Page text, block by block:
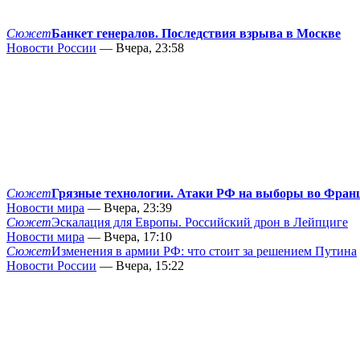
СюжетБанкет генералов. Последствия взрыва в Москве
Новости России — Вчера, 23:58
СюжетГрязные технологии. Атаки РФ на выборы во
Новости мира — Вчера, 23:39
СюжетЭскалация для Европы. Российский дрон в Лейпциге
Новости мира — Вчера, 17:10
СюжетИзменения в армии РФ: что стоит за решением Путина
Новости России — Вчера, 15:22